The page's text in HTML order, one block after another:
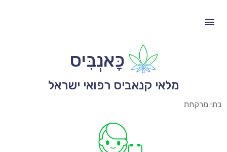
כָּאנְבִּיס
מלאי קנאביס רפואי ישראל
בתי מרקחת